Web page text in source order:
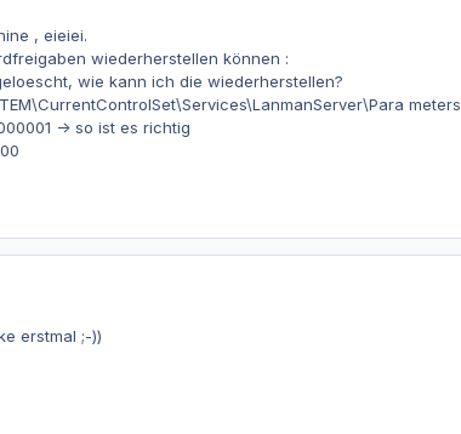
, eieiei.
wiederherstellen können :
wie kann ich die wiederherstellen?
meters
-> so ist es richtig
erstmal ;-))